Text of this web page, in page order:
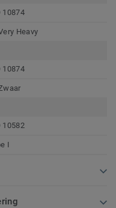
10874
Heavy
10874
10582
I